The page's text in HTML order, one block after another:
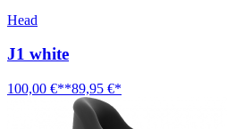
Head
J1 white
100,00 €**89,95 €*